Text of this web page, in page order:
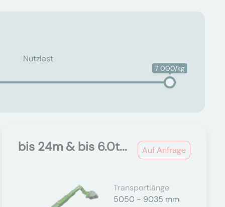
Nutzlast
7 000/kg
Auf Anfrage
bis 24m & bis 6.0t...
Transportlänge
5050 - 9035 mm